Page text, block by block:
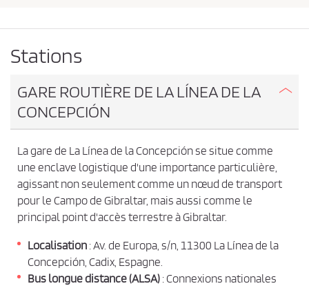
e
l
r
i
n
e
e
l
a
t
e
e
a
c
e
p
t
e
r
l
e
s
Stations
GARE ROUTIÈRE DE LA LÍNEA DE LA
CONCEPCIÓN
La gare de La Línea de la Concepción se situe comme
une enclave logistique d'une importance particulière,
agissant non seulement comme un nœud de transport
pour le Campo de Gibraltar, mais aussi comme le
principal point d'accès terrestre à Gibraltar.
Localisation : Av. de Europa, s/n, 11300 La Línea de la
Concepción, Cadix, Espagne.
Bus longue distance (ALSA) : Connexions nationales